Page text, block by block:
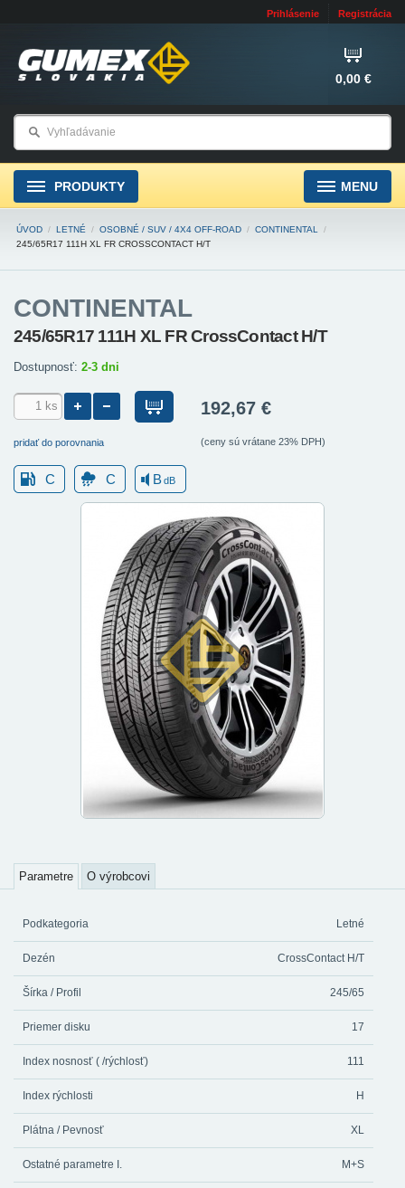
Prihlásenie Registrácia
0,00 €
PRODUKTY MENU
ÚVOD / LETNÉ / OSOBNÉ / SUV / 4X4 OFF-ROAD / CONTINENTAL
/
245/65R17 111H XL FR CROSSCONTACT H/T
CONTINENTAL
245/65R17 111H XL FR CrossContact H/T
Dostupnosť: 2-3 dni
pridať do porovnania
192,67 €
(ceny sú vrátane 23% DPH)
C C BdB
Parametre O výrobcovi
Podkategoria Letné
Dezén CrossContact H/T
Šírka / Profil 245/65
Priemer disku 17
Index nosnosť ( /rýchlosť) 111
Index rýchlosti H
Plátna / Pevnosť XL
Ostatné parametre I. M+S